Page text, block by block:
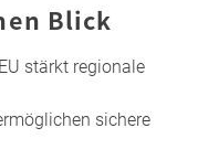
Blick
stärkt regionale
sichere